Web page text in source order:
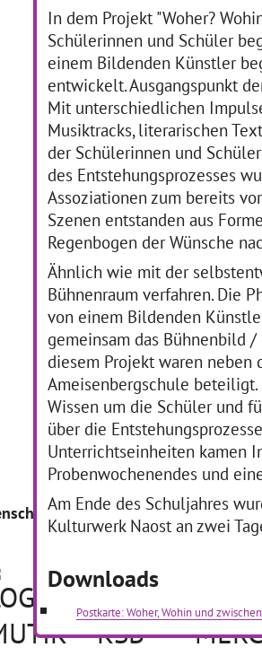
In dem Projekt "Woher?
Schülerinnen und Schüler
einem Bildenden Künstler
entwickelt. Ausgangspunkt
Mit unterschiedlichen
Musiktracks, literarischen
der Schülerinnen und
des Entstehungsprozesses
Assoziationen zum bereits
Szenen entstanden aus
Regenbogen der Wünsche
Ähnlich wie mit der
Bühnenraum verfahren. Die
von einem Bildenden
gemeinsam das Bühnenbild
diesem Projekt waren
Ameisenbergschule
Wissen um die Schüler und
über die
Unterrichtseinheiten kamen
Probenwochenendes und
Am Ende des Schuljahres
Kulturwerk Naost an zwei
Downloads
Postkarte: Woher, Wohin und
… mehr
Als die Bilder tanzen
lernten
01.09.2016–31.07.2017
Der Besuch eines
Kunstmuseums steht auf der
Beliebtheitsskala von
Schülerinnen und Schülern
Dass die Annäherung an die
dort ausgestellten
Kunstwerke richtig Spaß
machen… mehr
als
Intern